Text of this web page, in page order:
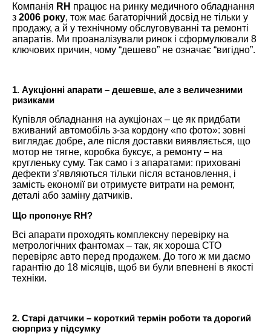
Компанія RH працює на ринку медичного обладнання
з 2006 року, тож має багаторічний досвід не тільки у
продажу, а й у технічному обслуговуванні та ремонті
апаратів. Ми проаналізували ринок і сформулювали 8
ключових причин, чому “дешево” не означає “вигідно”.
1. Аукціонні апарати – дешевше, але з величезними
ризиками
Купівля обладнання на аукціонах – це як придбати
вживаний автомобіль з-за кордону «по фото»: зовні
виглядає добре, але після доставки виявляється, що
мотор не тягне, коробка буксує, а ремонту – на
кругленьку суму. Так само і з апаратами: приховані
дефекти з’являються тільки після встановлення, і
замість економії ви отримуєте витрати на ремонт,
деталі або заміну датчиків.
Що пропонує RH?
Всі апарати проходять комплексну перевірку на
метрологічних фантомах – так, як хороша СТО
перевіряє авто перед продажем. До того ж ми даємо
гарантію до 18 місяців, щоб ви були впевнені в якості
техніки.
2. Старі датчики – короткий термін роботи та дорогий
сюрприз у підсумку